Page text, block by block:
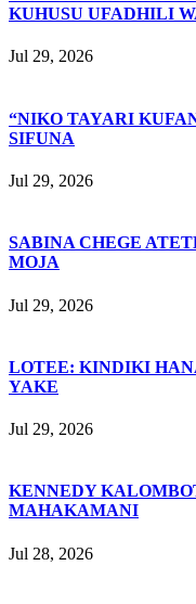
KUHUSU UFADHILI
Jul 29, 2026
“NIKO TAYARI
SIFUNA
Jul 29, 2026
SABINA CHEGE
MOJA
Jul 29, 2026
LOTEE: KINDIKI
YAKE
Jul 29, 2026
KENNEDY
MAHAKAMANI
Jul 28, 2026